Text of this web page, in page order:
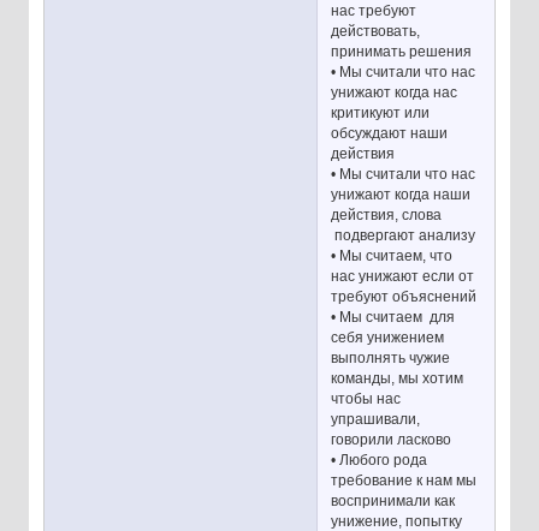
нас требуют
действовать,
принимать решения
• Мы считали что нас
унижают когда нас
критикуют или
обсуждают наши
действия
• Мы считали что нас
унижают когда наши
действия, слова
подвергают анализу
• Мы считаем, что
нас унижают если от
требуют объяснений
• Мы считаем для
себя унижением
выполнять чужие
команды, мы хотим
чтобы нас
упрашивали,
говорили ласково
• Любого рода
требование к нам мы
воспринимали как
унижение, попытку